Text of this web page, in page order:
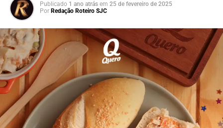
Publicado 1 ano atrás em 25 de fevereiro de 2025
Por Redação Roteiro SJC